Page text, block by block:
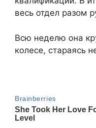
весь отдел разом
Всю неделю она
колесе, стараясь